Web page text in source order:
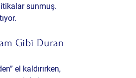
sunmuş.
Gibi Duran
el kaldırırken,